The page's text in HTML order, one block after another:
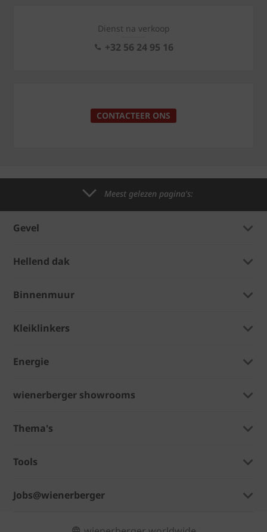
Dienst na verkoop
+32 56 24 95 16
CONTACTEER ONS
Meest gelezen pagina's:
Gevel
Hellend dak
Binnenmuur
Kleiklinkers
Energie
wienerberger showrooms
Thema's
Tools
Jobs@wienerberger